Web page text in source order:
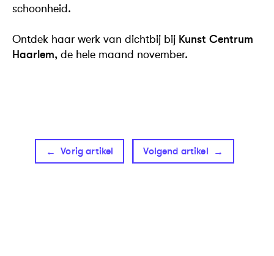
schoonheid.
Ontdek haar werk van dichtbij bij Kunst Centrum
Haarlem, de hele maand november.
Vorig artikel Volgend artikel